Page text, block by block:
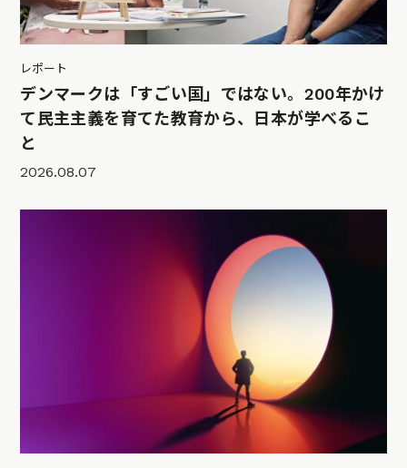
レポート
デンマークは「すごい国」ではない。200年かけ
て民主主義を育てた教育から、日本が学べるこ
と
2026.08.07